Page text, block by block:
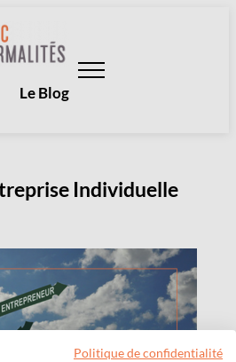
Le Blog
Individuelle
Politique de confidentialité